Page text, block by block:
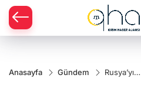
Anasayfa Gündem
Rusya’yı